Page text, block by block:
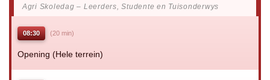
Agri Skoledag – Leerders, Studente en Tuisonderwys
08:30 (20 min)
Opening (Hele terrein)